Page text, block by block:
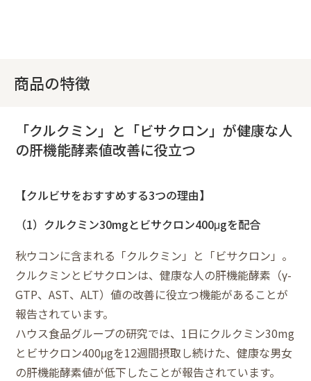
商品の特徴
「クルクミン」と「ビサクロン」が健康な人
の肝機能酵素値改善に役立つ
【クルビサをおすすめする3つの理由】
（1）クルクミン30mgとビサクロン400μgを配合
秋ウコンに含まれる「クルクミン」と「ビサクロン」。
クルクミンとビサクロンは、健康な人の肝機能酵素（γ-
GTP、AST、ALT）値の改善に役立つ機能があることが
報告されています。
ハウス食品グループの研究では、1日にクルクミン30mg
とビサクロン400μgを12週間摂取し続けた、健康な男女
の肝機能酵素値が低下したことが報告されています。